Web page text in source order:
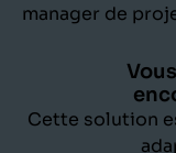
manager de
Cette solution